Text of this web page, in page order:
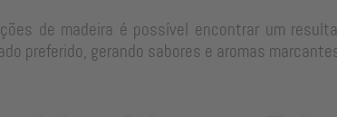
de madeira é possível encontrar um
preferido, gerando sabores e aromas